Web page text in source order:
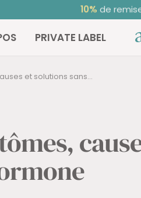
Noté 4,68/5 sur
PRIVATE LABEL
et solutions sans...